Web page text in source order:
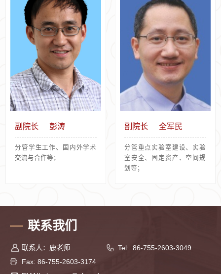
副院长 彭涛
分管学生工作、国内外学术
交流与合作等；
副院长 全军民
分管重点实验室建设、实验
室安全、固定资产、空间规
划等；
联系我们
联系人：鹿老师
Tel: 86-755-2603-3049
Fax: 86-755-2603-3174